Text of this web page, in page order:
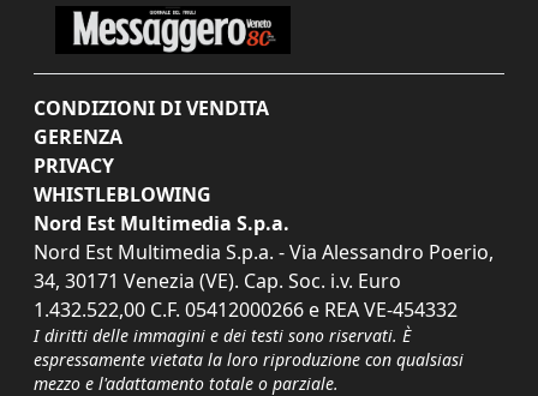
CONDIZIONI DI VENDITA
GERENZA
PRIVACY
WHISTLEBLOWING
Nord Est Multimedia S.p.a.
Nord Est Multimedia S.p.a. - Via Alessandro Poerio,
34, 30171 Venezia (VE). Cap. Soc. i.v. Euro
1.432.522,00 C.F. 05412000266 e REA VE-454332
I diritti delle immagini e dei testi sono riservati. È
espressamente vietata la loro riproduzione con qualsiasi
mezzo e l'adattamento totale o parziale.